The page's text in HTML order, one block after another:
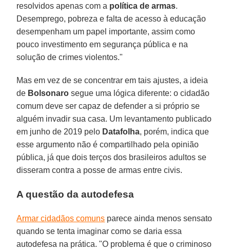
resolvidos apenas com a política de armas.
Desemprego, pobreza e falta de acesso à educação
desempenham um papel importante, assim como
pouco investimento em segurança pública e na
solução de crimes violentos."
Mas em vez de se concentrar em tais ajustes, a ideia
de Bolsonaro segue uma lógica diferente: o cidadão
comum deve ser capaz de defender a si próprio se
alguém invadir sua casa. Um levantamento publicado
em junho de 2019 pelo Datafolha, porém, indica que
esse argumento não é compartilhado pela opinião
pública, já que dois terços dos brasileiros adultos se
disseram contra a posse de armas entre civis.
A questão da autodefesa
Armar cidadãos comuns parece ainda menos sensato
quando se tenta imaginar como se daria essa
autodefesa na prática. "O problema é que o criminoso